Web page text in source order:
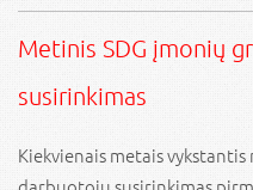
Metinis SDG įmonių
susirinkimas
Kiekvienais metais